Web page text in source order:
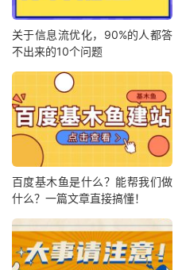
关于信息流优化，90%的人都答
不出来的10个问题
百度基木鱼是什么？能帮我们做
什么？一篇文章直接搞懂！